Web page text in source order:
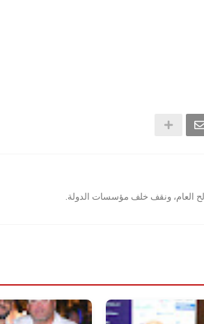
العام، ونقف خلف مؤسسات الدولة.